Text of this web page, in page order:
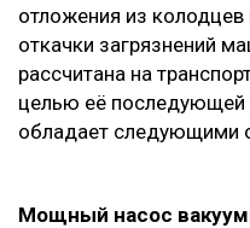
отложения из
откачки загрязнений
рассчитана на
целью её последующей
обладает следующими
Мощный насос